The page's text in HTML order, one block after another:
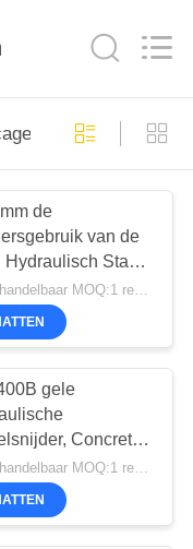
de
van de
Hydraulisch Stapel
Onderhandelbaar MOQ:1 reeks
gele
Concrete
de
van de
Concrete
Onderhandelbaar MOQ:1 reeks